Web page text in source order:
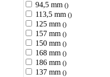
94,5 mm ()
113,5 mm ()
125 mm ()
157 mm ()
150 mm ()
168 mm ()
186 mm ()
137 mm ()